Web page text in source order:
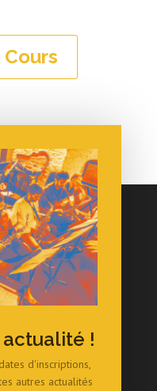
!
d'inscriptions,
autres actualités